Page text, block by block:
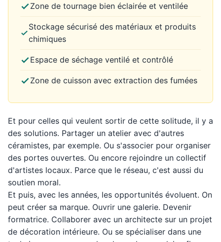
Zone de tournage bien éclairée et ventilée
Stockage sécurisé des matériaux et produits
chimiques
Espace de séchage ventilé et contrôlé
Zone de cuisson avec extraction des fumées
Et pour celles qui veulent sortir de cette solitude, il y a
des solutions. Partager un atelier avec d'autres
céramistes, par exemple. Ou s'associer pour organiser
des portes ouvertes. Ou encore rejoindre un collectif
d'artistes locaux. Parce que le réseau, c'est aussi du
soutien moral.
Et puis, avec les années, les opportunités évoluent. On
peut créer sa marque. Ouvrir une galerie. Devenir
formatrice. Collaborer avec un architecte sur un projet
de décoration intérieure. Ou se spécialiser dans une